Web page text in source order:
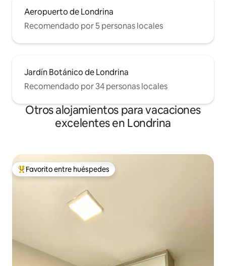
Aeropuerto de Londrina
Recomendado por 5 personas locales
Jardín Botánico de Londrina
Recomendado por 34 personas locales
Otros alojamientos para vacaciones
excelentes en Londrina
Favorito entre huéspedes preferido
Favorito entre huéspedes